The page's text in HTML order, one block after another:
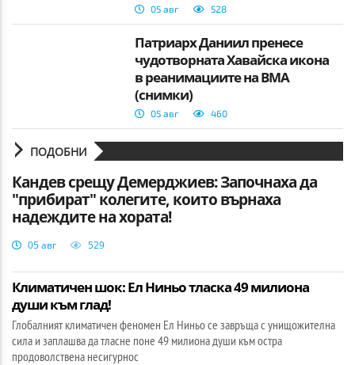
05 авг 528
Патриарх Даниил пренесе
чудотворната Хавайска икона
в реанимациите на ВМА
(снимки)
05 авг 460
ПОДОБНИ
Кандев срещу Демерджиев: Започнаха да
"прибират" колегите, които върнаха
надеждите на хората!
05 авг 529
Климатичен шок: Ел Ниньо тласка 49 милиона
души към глад!
Глобалният климатичен феномен Ел Ниньо се завръща с унищожителна
сила и заплашва да тласне поне 49 милиона души към остра
продоволствена несигурнос